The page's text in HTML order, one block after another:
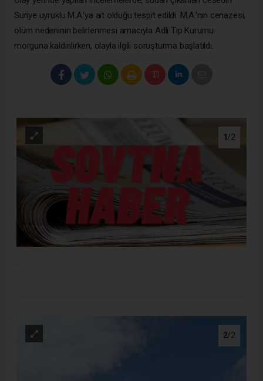
Suriye uyruklu M.A.’ya ait olduğu tespit edildi. M.A.’nın cenazesi,
ölüm nedeninin belirlenmesi amacıyla Adli Tıp Kurumu
morguna kaldırılırken, olayla ilgili soruşturma başlatıldı.
1 /2
.
2/2